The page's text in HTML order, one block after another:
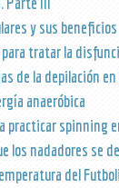
y sus beneficios
tratar la
de la depilación
anaeróbica
practicar spinning
los nadadores se
del